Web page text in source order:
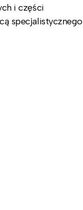
i części
specjalistycznego